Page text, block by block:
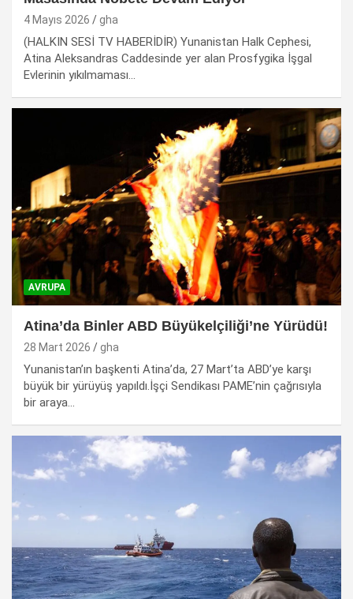
4 Mayıs 2026 gha
(HALKIN SESİ TV HABERİDİR) Yunanistan Halk Cephesi,
Atina Aleksandras Caddesinde yer alan Prosfygika İşgal
Evlerinin yıkılmaması…
AVRUPA
Atina’da Binler ABD Büyükelçiliği’ne Yürüdü!
28 Mart 2026 gha
Yunanistan’ın başkenti Atina’da, 27 Mart’ta ABD’ye karşı
büyük bir yürüyüş yapıldı.İşçi Sendikası PAME’nin çağrısıyla
bir araya…